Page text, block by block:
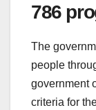
786
The
people
government
criteria for